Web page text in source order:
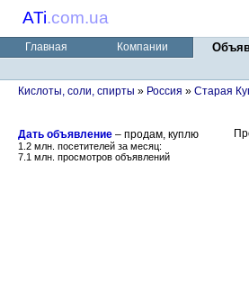
ATi.com.ua
Главная Компании
Кислоты, соли, спирты » Россия » Старая
Дать объявление – продам, куплю
1.2 млн. посетителей за месяц:
7.1 млн. просмотров объявлений